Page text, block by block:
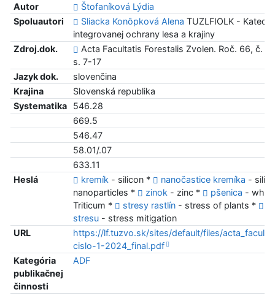
Autor
Štofaníková Lýdia
Spoluautori
Sliacka Konôpková Alena TUZLFIOLK - Katedra
integrovanej ochrany lesa a krajiny
Zdroj.dok.
Acta Facultatis Forestalis Zvolen. Roč. 66, č. 1
s. 7-17
Jazyk dok.
slovenčina
Krajina
Slovenská republika
Systematika
546.28
669.5
546.47
58.01/.07
633.11
Heslá
kremík- silicon * nanočastice kremíka -
nanoparticles *
zinok- zinc * pšenica -
Triticum *
stresy rastlín- stress of plants *
stresu- stress mitigation
URL
https://lf.tuzvo.sk/sites/default/files/
cislo-1-2024_final.pdf
Kategória
publikačnej
činnosti
ADF